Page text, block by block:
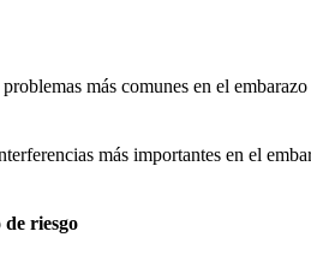
más comunes en el embarazo
más importantes en el
riesgo